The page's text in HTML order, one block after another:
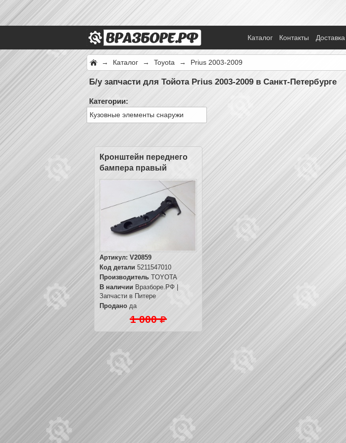
Каталог Контакты Доставка
→ Каталог → Toyota → Prius 2003-2009
Б/у запчасти для Тойота Prius 2003-2009 в Санкт-Петербурге
Категории:
Кузовные элементы снаружи
Кронштейн переднего
бампера правый
Артикул: V20859
Код детали 5211547010
Производитель TOYOTA
В наличии Вразборе.РФ |
Запчасти в Питере
Продано да
1 000